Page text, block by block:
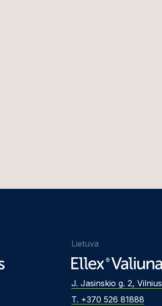
Lietuva
J. Jasinskio g. 2, Vilnius
T. +370 526 81888